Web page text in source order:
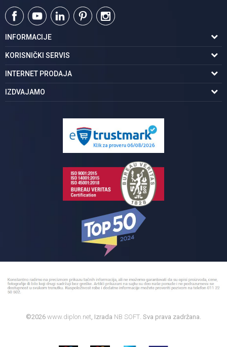
INFORMACIJE
O nama
Podaci o trgovcu
Karijera | postani deo tima
KORISNIČKI SERVIS
Uslovi korišćenja
Politika privatnosti
INTERNET PRODAJA
Kako kupiti
IZDVAJAMO
Pločice za kupatilo
©2026 www.diplon.net , Izrada NB SOFT . Sva prava zadržana.